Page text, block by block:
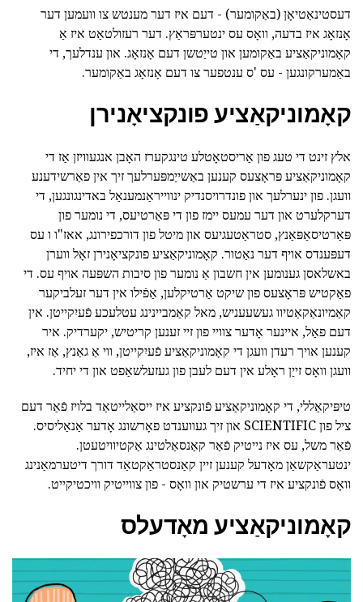
דעסטינאַטיאָן (באַקומער) - דעם איז דער מענטש צו וועמען דער
אָנזאָג איז בדעה, וואָס עס ינטערפּראַץ. דער רעזולטאַט איז אַ
קאָמוניקאַציע באַקומען און טייַטשן דעם אָנזאָג. און ענדלעך, די
באַמערקונגען - עס 'ס ענטפער צו דעם אָנזאָג באַקומער.
קאָמוניקאַציע פונקציאָנירן
אלץ זינט די טעג פון אַריסטאָטלע טינגקערז האָבן אנגעוויזן אַז די
קאָמוניקאַציע פּראָצעס קענען באַשייַמפּערלעך זיך אין פאַרשידענע
וועגן. פון ינערלעך און פונדרויסנדיק ינווייראַנמענאַל באדינגונגען, די
דערקלערט און דער עמעס יימז פון די פּאַרטיעס, די נומער פון
פּאַרטיסאַפּאַנץ, סטראַטעגיעס און מיטל פון דורכפירונג, אאז"ו ו עס
דעפּענדס אויף דער נאַטור. קאָמוניקאַציע פונקציאָנירן זאָל ווערן
באשלאסן גענומען אין חשבון אַ נומער פון סיבות השפּעה אויף עס. די
פאַקטיש פּראָצעס פון שיקט אַרטיקלען, אַפֿילו אין דער זעלביקער
קאַמיונאַקאַטיוו געשעעניש, מאל קאַמביינינג עטלעכע פֿעיִקייטן. אין
דעם פאַל, איינער אָדער צוויי פון זיי זענען קריטיש, יקערדיק. איר
קענען אויך רעדן וועגן די קאָמוניקאַציע פֿעיִקייטן, ווי אַ גאַנץ, אַז איז,
וועגן וואָס זייַן ראָלע אין דעם לעבן פון געזעלשאַפט און די יחיד.
טיפּיקאַללי, די קאָמוניקאַציע פֿונקציע איז ייסאַלייטאַד בלויז פֿאַר דעם
ציל פון SCIENTIFIC און זיך געווענדט פאָרשונג אָדער אַנאַליסיס.
פֿאַר משל, עס איז נייטיק פֿאַר קאַנסאַלטינג אַקטיוויטעטן.
ינטעראַקשאַן מאָדעל קענען זיין קאַנסטראַקטאַד דורך דיטערמאַנינג
וואָס פֿונקציע איז די ערשטיק און וואָס - פון צווייטיק וויכטיקייט.
קאָמוניקאַציע מאָדעלס